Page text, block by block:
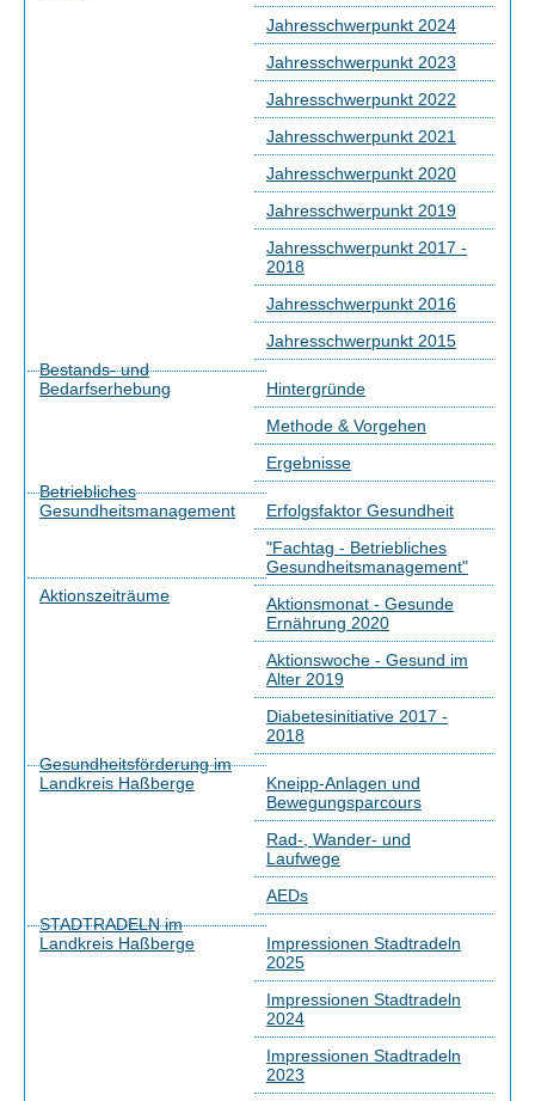
Jahresschwerpunkt 2024
Jahresschwerpunkt 2023
Jahresschwerpunkt 2022
Jahresschwerpunkt 2021
Jahresschwerpunkt 2020
Jahresschwerpunkt 2019
Jahresschwerpunkt 2017 -
2018
Jahresschwerpunkt 2016
Jahresschwerpunkt 2015
Bestands- und
Bedarfserhebung
Hintergründe
Methode & Vorgehen
Ergebnisse
Betriebliches
Gesundheitsmanagement
Erfolgsfaktor Gesundheit
"Fachtag - Betriebliches
Gesundheitsmanagement"
Aktionszeiträume
Aktionsmonat - Gesunde
Ernährung 2020
Aktionswoche - Gesund im
Alter 2019
Diabetesinitiative 2017 -
2018
Gesundheitsförderung im
Landkreis Haßberge
Kneipp-Anlagen und
Bewegungsparcours
Rad-, Wander- und
Laufwege
AEDs
STADTRADELN im
Landkreis Haßberge
Impressionen Stadtradeln
2025
Impressionen Stadtradeln
2024
Impressionen Stadtradeln
2023